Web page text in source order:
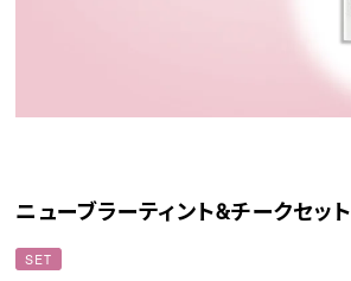
ニューブラーティント&チークセット
SET